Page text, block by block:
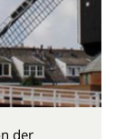
der